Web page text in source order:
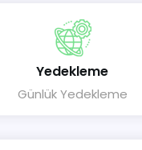
Yedekleme
Günlük Yedekleme